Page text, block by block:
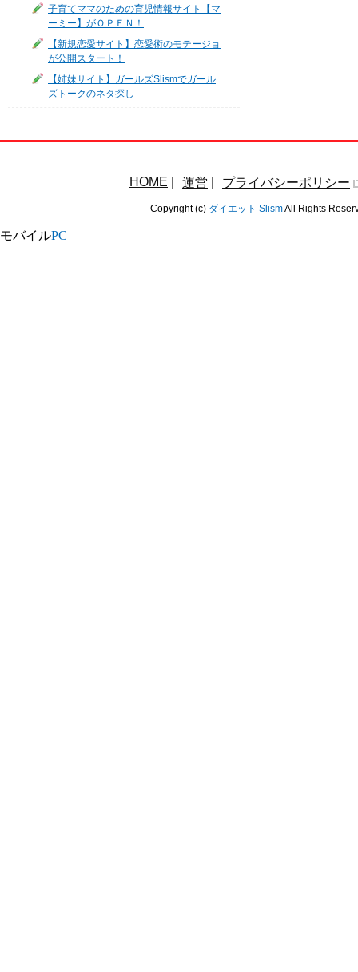
子育てママのための育児情報サイト【マ
ーミー】がＯＰＥＮ！
【新規恋愛サイト】恋愛術のモテージョ
が公開スタート！
【姉妹サイト】ガールズSlismでガール
ズトークのネタ探し
HOME 運営 プライバシーポリシー
Copyright (c) ダイエット SlismAll Rights
モバイルPC